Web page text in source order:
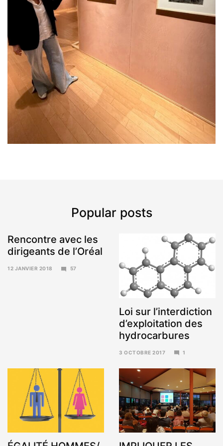
Popular posts
Rencontre avec les
dirigeants de l’Oréal
12 JANVIER 2018
57
Loi sur l’interdiction
d’exploitation des
hydrocarbures
3 OCTOBRE 2017
2017
1